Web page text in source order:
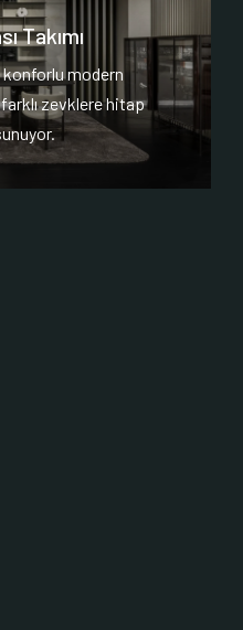
Takımı
konforlu modern
farklı zevklere hitap